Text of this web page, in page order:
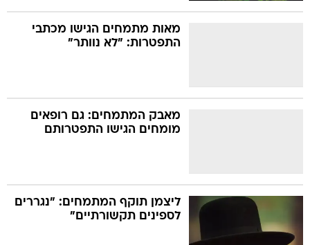
מאות מתמחים הגישו מכתבי
התפטרות: "לא נוותר"
מאבק המתמחים: גם רופאים
מומחים הגישו התפטרותם
ליצמן תוקף המתמחים: "נגררים
לספינים תקשורתיים"